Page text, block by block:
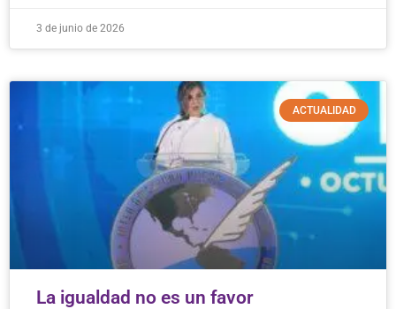
3 de junio de 2026
ACTUALIDAD
La igualdad no es un favor